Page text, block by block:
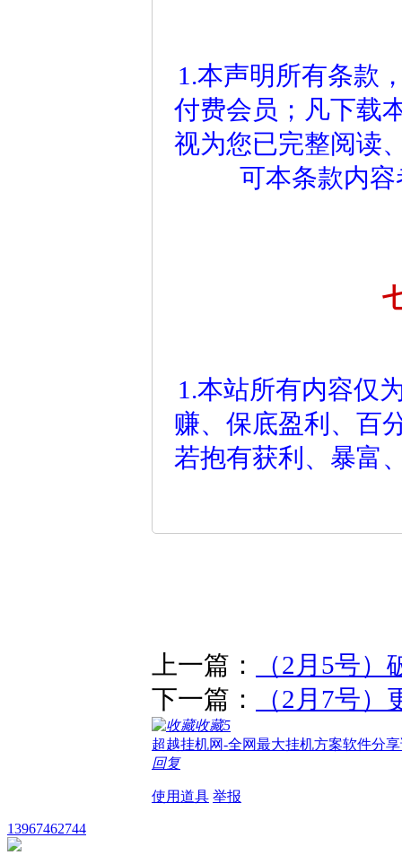
1.本声明所有条款
付费会员；凡下载
视为您已完整阅读
可本条款内
1.本站所有内容仅
赚、保底盈利、百
若抱有获利、暴富
上一篇：
（2月5号
下一篇：
（2月7号
收藏5
超越挂机网-全网最大挂机方案软件分
回复
使用道具 举报
13967462744